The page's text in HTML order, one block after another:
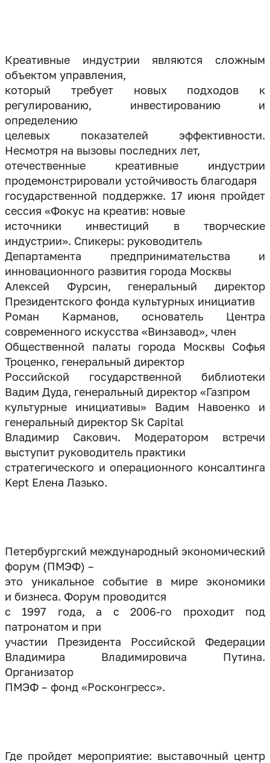
Креативные индустрии являются сложным
объектом управления,
который требует новых подходов к
регулированию, инвестированию и
определению
целевых показателей эффективности.
Несмотря на вызовы последних лет,
отечественные креативные индустрии
продемонстрировали устойчивость благодаря
государственной поддержке. 17 июня пройдет
сессия «Фокус на креатив: новые
источники инвестиций в творческие
индустрии». Спикеры: руководитель
Департамента предпринимательства и
инновационного развития города Москвы
Алексей Фурсин, генеральный директор
Президентского фонда культурных инициатив
Роман Карманов, основатель Центра
современного искусства «Винзавод», член
Общественной палаты города Москвы Софья
Троценко, генеральный директор
Российской государственной библиотеки
Вадим Дуда, генеральный директор «Газпром
культурные инициативы» Вадим Навоенко и
генеральный директор Sk Capital
Владимир Сакович. Модератором встречи
выступит руководитель практики
стратегического и операционного консалтинга
Kept Елена Лазько.
Петербургский международный экономический
форум (ПМЭФ) –
это уникальное событие в мире экономики
и бизнеса. Форум проводится
с 1997 года, а с 2006-го проходит под
патронатом и при
участии Президента Российской Федерации
Владимира Владимировича Путина.
Организатор
ПМЭФ – фонд «Росконгресс».
Где пройдет мероприятие: выставочный центр